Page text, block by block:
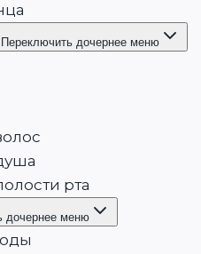
Переключить дочернее меню
рта
дочернее меню